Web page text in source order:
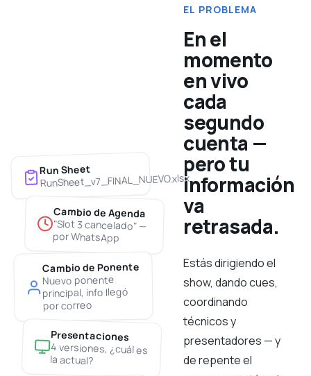
Run Sheet
RunSheet_v7_FINAL_NUEVO.xlsx
Cambio de Agenda
"Slot 3 cancelado" —
por WhatsApp
Cambio de Ponente
Nuevo ponente
principal, info llegó
por correo
Presentaciones
4 versiones, ¿cuál es
la actual?
EL PROBLEMA
En el
momento
en vivo
cada
segundo
cuenta —
pero tu
información
va
retrasada.
Estás dirigiendo el
show, dando cues,
coordinando
técnicos y
presentadores — y
de repente el